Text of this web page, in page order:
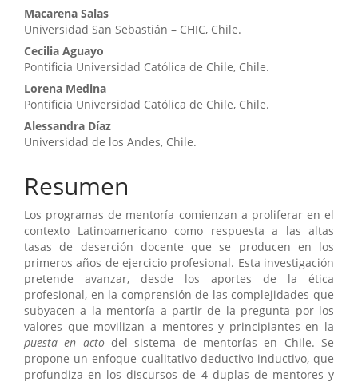
Contenido
principal
del
artículo
Macarena Salas
Universidad San Sebastián – CHIC, Chile.
Cecilia Aguayo
Pontificia Universidad Católica de Chile, Chile.
Lorena Medina
Pontificia Universidad Católica de Chile, Chile.
Alessandra Díaz
Universidad de los Andes, Chile.
Resumen
Los programas de mentoría comienzan a proliferar en el
contexto Latinoamericano como respuesta a las altas
tasas de deserción docente que se producen en los
primeros años de ejercicio profesional. Esta investigación
pretende avanzar, desde los aportes de la ética
profesional, en la comprensión de las complejidades que
subyacen a la mentoría a partir de la pregunta por los
valores que movilizan a mentores y principiantes en la
puesta en acto del sistema de mentorías en Chile. Se
propone un enfoque cualitativo deductivo-inductivo, que
profundiza en los discursos de 4 duplas de mentores y